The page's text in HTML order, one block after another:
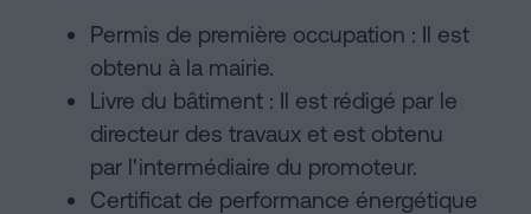
Permis de première occupation : Il est
obtenu à la mairie.
Livre du bâtiment : Il est rédigé par le
directeur des travaux et est obtenu
par l'intermédiaire du promoteur.
Certificat de performance énergétique